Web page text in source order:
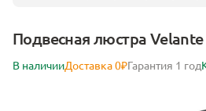
Подвесная люстра Velante
В наличииДоставка 0₽Гарантия 1 год